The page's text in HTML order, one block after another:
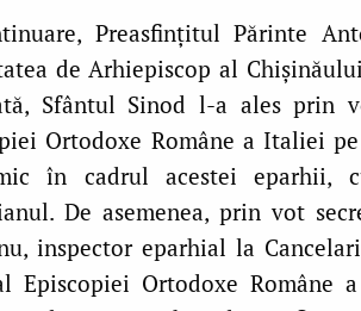
Preasfințitul Părinte
de Arhiepiscop al
Sfântul Sinod l-a ales prin
Ortodoxe Române a Italiei
în cadrul acestei eparhii,
De asemenea, prin vot
inspector eparhial la
Episcopiei Ortodoxe